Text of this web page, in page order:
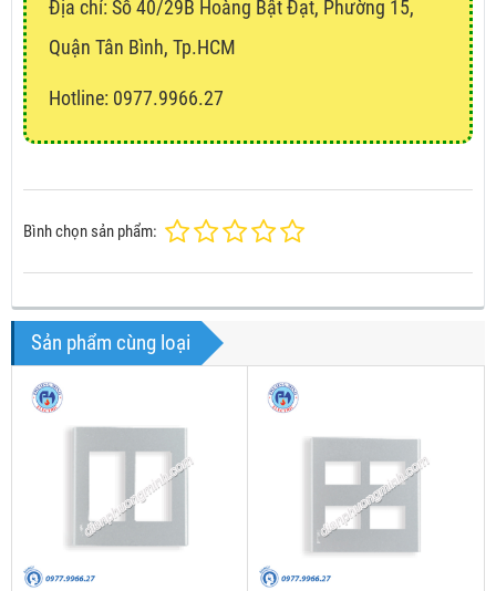
Địa chỉ: Số 40/29B Hoàng Bật Đạt, Phường 15,
Quận Tân Bình, Tp.HCM
Hotline: 0977.9966.27
Bình chọn sản phẩm:
Sản phẩm cùng loại